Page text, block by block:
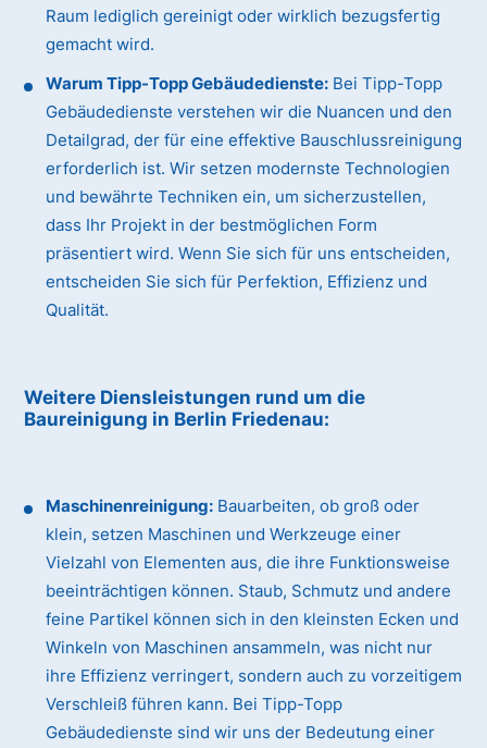
Raum lediglich gereinigt oder wirklich bezugsfertig
gemacht wird.
Warum Tipp-Topp Gebäudedienste: Bei Tipp-Topp
Gebäudedienste verstehen wir die Nuancen und den
Detailgrad, der für eine effektive Bauschlussreinigung
erforderlich ist. Wir setzen modernste Technologien
und bewährte Techniken ein, um sicherzustellen,
dass Ihr Projekt in der bestmöglichen Form
präsentiert wird. Wenn Sie sich für uns entscheiden,
entscheiden Sie sich für Perfektion, Effizienz und
Qualität.
Weitere Diensleistungen rund um die
Baureinigung in Berlin Friedenau:
Maschinenreinigung: Bauarbeiten, ob groß oder
klein, setzen Maschinen und Werkzeuge einer
Vielzahl von Elementen aus, die ihre Funktionsweise
beeinträchtigen können. Staub, Schmutz und andere
feine Partikel können sich in den kleinsten Ecken und
Winkeln von Maschinen ansammeln, was nicht nur
ihre Effizienz verringert, sondern auch zu vorzeitigem
Verschleiß führen kann. Bei Tipp-Topp
Gebäudedienste sind wir uns der Bedeutung einer